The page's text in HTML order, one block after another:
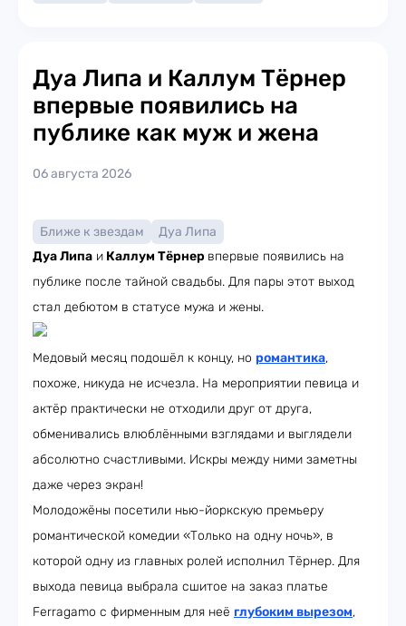
Дуа Липа и Каллум Тёрнер
впервые появились на
публике как муж и жена
06 августа 2026
Ближе к звездам
Дуа Липа
Дуа Липа и Каллум Тёрнер впервые появились на
публике после тайной свадьбы. Для пары этот выход
стал дебютом в статусе мужа и жены.
Медовый месяц подошёл к концу, но романтика,
похоже, никуда не исчезла. На мероприятии певица и
актёр практически не отходили друг от друга,
обменивались влюблёнными взглядами и выглядели
абсолютно счастливыми. Искры между ними заметны
даже через экран!
Молодожёны посетили нью-йоркскую премьеру
романтической комедии «Только на одну ночь», в
которой одну из главных ролей исполнил Тёрнер. Для
выхода певица выбрала сшитое на заказ платье
Ferragamo с фирменным для неё глубоким вырезом,